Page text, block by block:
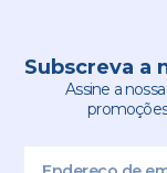
Subscreva a
Assine a